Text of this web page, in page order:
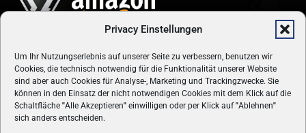
Privacy Einstellungen
Um Ihr Nutzungserlebnis auf unserer Seite zu verbessern, benutzen wir
Cookies, die technisch notwendig für die Funktionalität unserer Website
sind aber auch Cookies für Analyse-, Marketing und Trackingzwecke. Sie
können in den Einsatz der nicht notwendigen Cookies mit dem Klick auf die
Schaltfläche "Alle Akzeptieren" einwilligen oder per Klick auf"Ablehnen"
sich anders entscheiden.